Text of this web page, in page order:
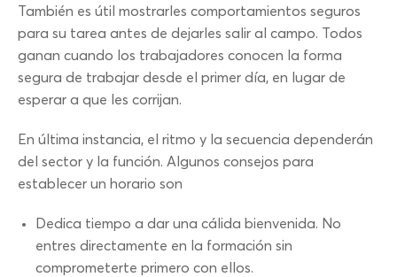
También es útil mostrarles comportamientos seguros
para su tarea antes de dejarles salir al campo. Todos
ganan cuando los trabajadores conocen la forma
segura de trabajar desde el primer día, en lugar de
esperar a que les corrijan.
En última instancia, el ritmo y la secuencia dependerán
del sector y la función. Algunos consejos para
establecer un horario son
Dedica tiempo a dar una cálida bienvenida. No
entres directamente en la formación sin
comprometerte primero con ellos.